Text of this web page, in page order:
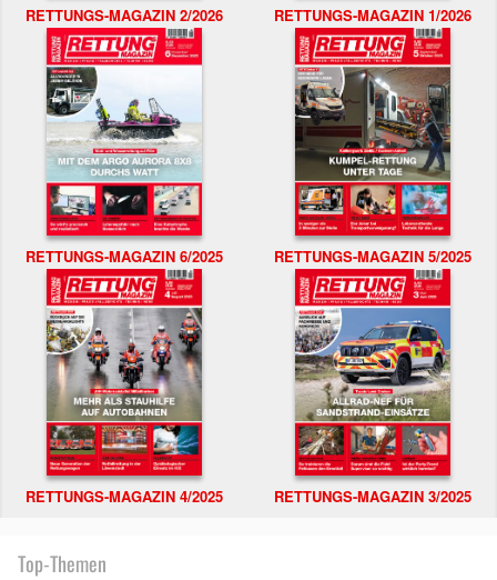
RETTUNGS-MAGAZIN 2/2026 RETTUNGS-MAGAZIN 1/2026
RETTUNGS-MAGAZIN 6/2025 RETTUNGS-MAGAZIN 5/2025
RETTUNGS-MAGAZIN 4/2025 RETTUNGS-MAGAZIN 3/2025
Top-Themen